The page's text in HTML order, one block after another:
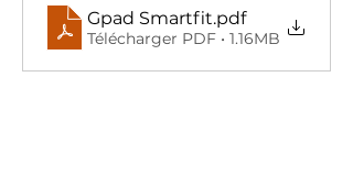
Gpad Smartfit.pdf
Télécharger PDF • 1.16MB